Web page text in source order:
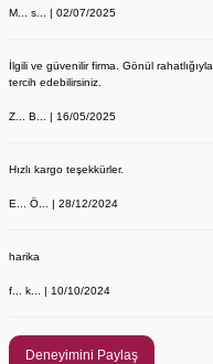
YENİ ÜRÜN
Labor Medikal Tekstil
199,00 TL
M... s... | 02/07/2025
İlgili ve güvenilir firma. Gönül rahatlığıyla
tercih edebilirsiniz.
Z... B... | 16/05/2025
Hızlı kargo teşekkürler.
E... Ö... | 28/12/2024
harika
f... k... | 10/10/2024
Deneyimini Paylaş